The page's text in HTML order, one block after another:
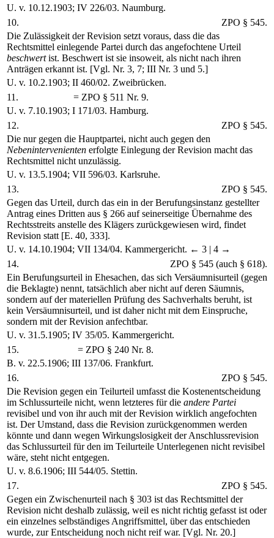
U. v. 10.12.1903; IV 226/03. Naumburg.
10.
ZPO § 545.
Die Zulässigkeit der Revision setzt voraus, dass die das
Rechtsmittel einlegende Partei durch das angefochtene Urteil
beschwertist. Beschwert ist sie insoweit, als nicht nach ihren
Anträgen erkannt ist. [Vgl. Nr. 3, 7; III Nr. 3 und 5.]
U. v. 10.2.1903; II 460/02. Zweibrücken.
11.
= ZPO § 511 Nr. 9.
U. v. 7.10.1903; I 171/03. Hamburg.
12.
ZPO § 545.
Die nur gegen die Hauptpartei, nicht auch gegen den
Nebenintervenienten erfolgte Einlegung der Revision macht das
Rechtsmittel nicht unzulässig.
U. v. 13.5.1904; VII 596/03. Karlsruhe.
13.
ZPO § 545.
Gegen das Urteil, durch das ein in der Berufungsinstanz gestellter
Antrag eines Dritten aus § 266 auf seinerseitige Übernahme des
Rechtsstreits anstelle des Klägers zurückgewiesen wird, findet
Revision statt [E. 40, 333].
U. v. 14.10.1904; VII 134/04. Kammergericht. ← 3 | 4 →
14.
ZPO § 545 (auch § 618).
Ein Berufungsurteil in Ehesachen, das sich Versäumnisurteil (gegen
die Beklagte) nennt, tatsächlich aber nicht auf deren Säumnis,
sondern auf der materiellen Prüfung des Sachverhalts beruht, ist
kein Versäumnisurteil, und ist daher nicht mit dem Einspruche,
sondern mit der Revision anfechtbar.
U. v. 31.5.1905; IV 35/05. Kammergericht.
15.
= ZPO § 240 Nr. 8.
B. v. 22.5.1906; III 137/06. Frankfurt.
16.
ZPO § 545.
Die Revision gegen ein Teilurteil umfasst die Kostenentscheidung
im Schlussurteile nicht, wenn letzteres für die andere Partei
revisibel und von ihr auch mit der Revision wirklich angefochten
ist. Der Umstand, dass die Revision zurückgenommen werden
könnte und dann wegen Wirkungslosigkeit der Anschlussrevision
das Schlussurteil für den im Teilurteile Unterlegenen nicht revisibel
wäre, steht nicht entgegen.
U. v. 8.6.1906; III 544/05. Stettin.
17.
ZPO § 545.
Gegen ein Zwischenurteil nach § 303 ist das Rechtsmittel der
Revision nicht deshalb zulässig, weil es nicht richtig gefasst ist oder
ein einzelnes selbständiges Angriffsmittel, über das entschieden
wurde, zur Entscheidung noch nicht reif war. [Vgl. Nr. 20.]